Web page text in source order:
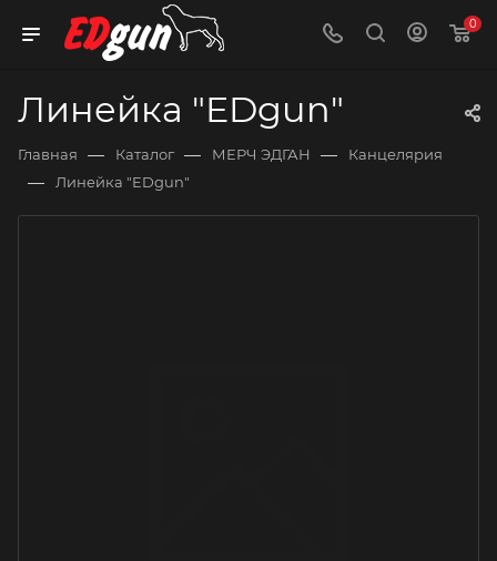
0
Линейка "EDgun"
Главная — Каталог — МЕРЧ ЭДГАН — Канцелярия
— Линейка "EDgun"